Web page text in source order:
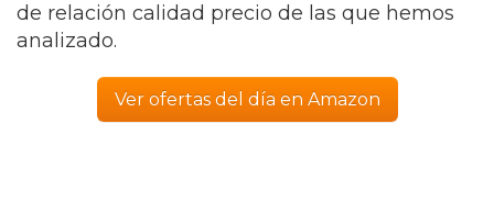
de relación calidad precio de las que hemos
analizado.
Ver ofertas del día en Amazon